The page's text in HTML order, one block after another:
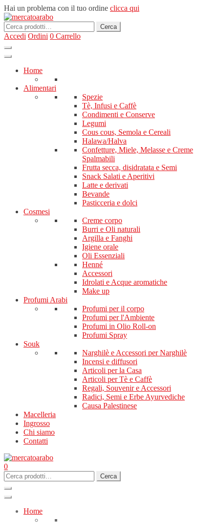
Hai un problema con il tuo ordine clicca qui
Cerca: Cerca
Accedi Ordini 0 Carrello
Home
Alimentari
Spezie
Tè, Infusi e Caffè
Condimenti e Conserve
Legumi
Cous cous, Semola e Cereali
Halawa/Halva
Confetture, Miele, Melasse e Creme
Spalmabili
Frutta secca, disidratata e Semi
Snack Salati e Aperitivi
Latte e derivati
Bevande
Pasticceria e dolci
Cosmesi
Creme corpo
Burri e Oli naturali
Argilla e Fanghi
Igiene orale
Oli Essenziali
Henné
Accessori
Idrolati e Acque aromatiche
Make up
Profumi Arabi
Profumi per il corpo
Profumi per l'Ambiente
Profumi in Olio Roll-on
Profumi Spray
Souk
Narghilè e Accessori per Narghilè
Incensi e diffusori
Articoli per la Casa
Articoli per Tè e Caffè
Regali, Souvenir e Accessori
Radici, Semi e Erbe Ayurvediche
Causa Palestinese
Macelleria
Ingrosso
Chi siamo
Contatti
0
Cerca:
Cerca
Home